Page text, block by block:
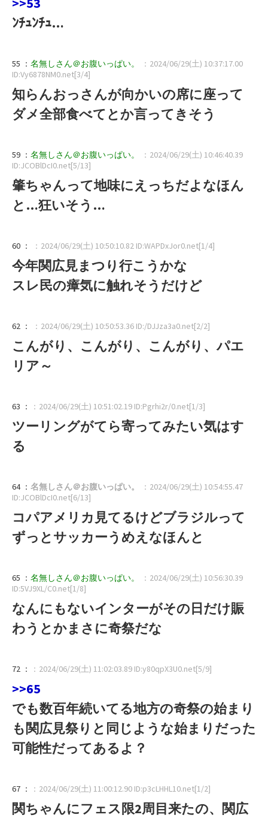
ﾝﾁｭﾝﾁｭ…
55 ： 名無しさん＠お腹いっぱい。
：2024/06/29(土) 10:37:17.00
ID:Vy6878NM0.net[3/4]
知らんおっさんが向かいの席に座って
ダメ全部食べてとか言ってきそう
59 ： 名無しさん＠お腹いっぱい。
：2024/06/29(土) 10:46:40.39
ID:JCOBlDcI0.net[5/13]
肇ちゃんって地味にえっちだよなほん
と…狂いそう…
60 ： ：2024/06/29(土) 10:50:10.82 ID:WAPDxJor0.net[1/4]
今年関広見まつり行こうかな
スレ民の瘴気に触れそうだけど
62 ： ：2024/06/29(土) 10:50:53.36 ID:/DJJza3a0.net[2/2]
こんがり、こんがり、こんがり、パエ
リア～
63 ： ：2024/06/29(土) 10:51:02.19 ID:Pgrhi2r/0.net[1/3]
ツーリングがてら寄ってみたい気はす
る
64 ： 名無しさん＠お腹いっぱい。
：2024/06/29(土) 10:54:55.47
ID:JCOBlDcI0.net[6/13]
コパアメリカ見てるけどブラジルって
ずっとサッカーうめえなほんと
65 ： 名無しさん＠お腹いっぱい。
：2024/06/29(土) 10:56:30.39
ID:5VJ9XL/C0.net[1/8]
なんにもないインターがその日だけ賑
わうとかまさに奇祭だな
72 ： ：2024/06/29(土) 11:02:03.89 ID:y80qpX3U0.net[5/9]
>>65
でも数百年続いてる地方の奇祭の始まり
も関広見祭りと同じような始まりだった
可能性だってあるよ？
67 ： ：2024/06/29(土) 11:00:12.90 ID:p3cLHHL10.net[1/2]
関ちゃんにフェス限2周目来たの、関広